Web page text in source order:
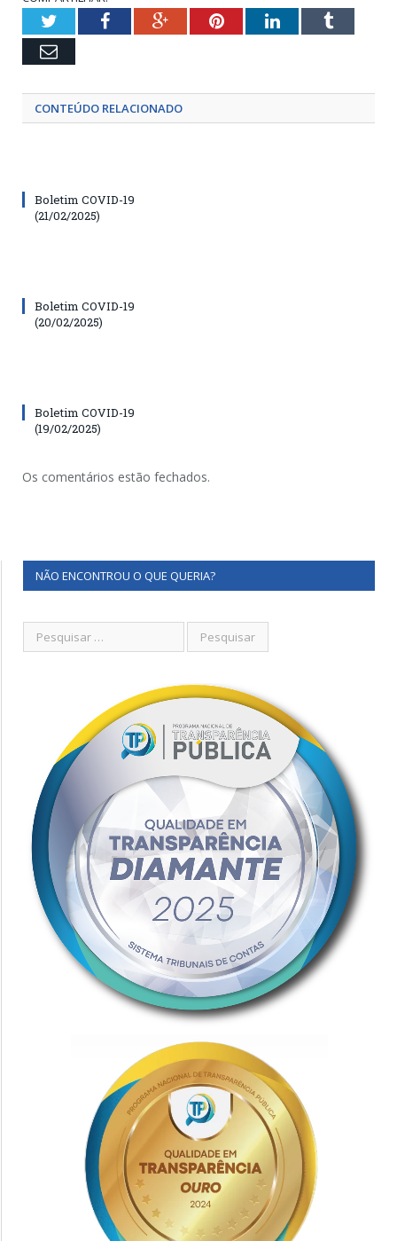
TwitterFacebookGoogle+PinterestLinkedInTumblr
Email
CONTEÚDO RELACIONADO
Boletim COVID-19
(21/02/2025)
Boletim COVID-19
(20/02/2025)
Boletim COVID-19
(19/02/2025)
Os comentários estão fechados.
NÃO ENCONTROU O QUE QUERIA?